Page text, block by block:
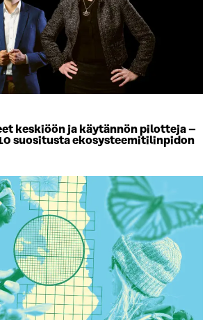
keskiöön ja käytännön pilotteja –
suositusta ekosysteemitilinpidon